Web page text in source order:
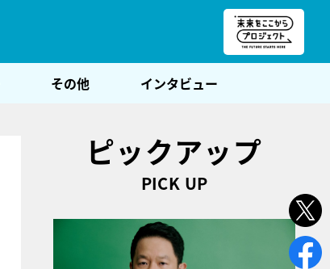
その他 インタビュー
ピックアップ
PICK UP